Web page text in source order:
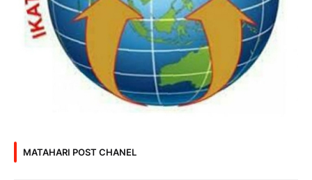
MATAHARI POST CHANEL